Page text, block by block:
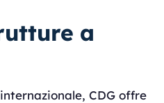
a
CDG offre